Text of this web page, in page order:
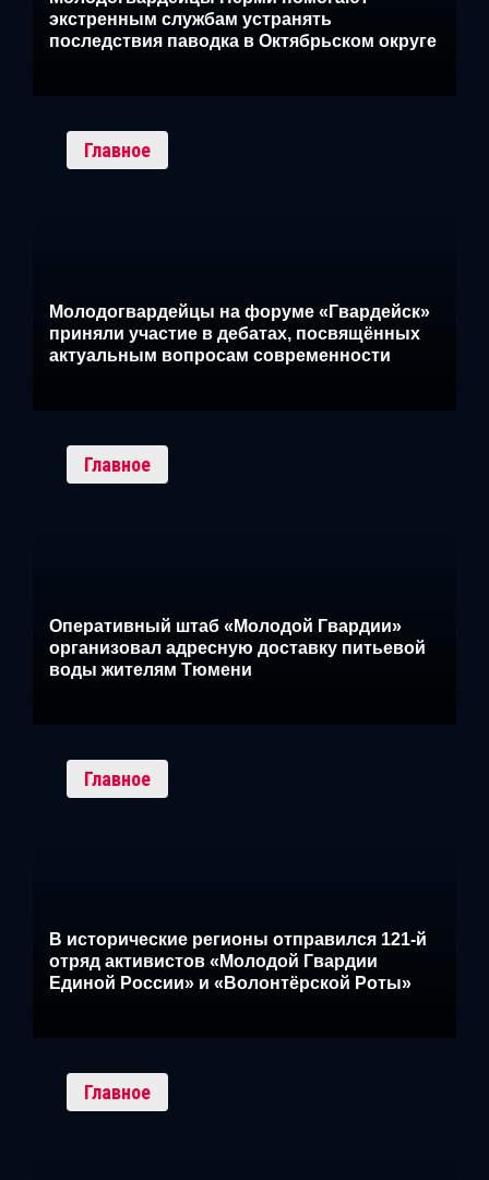
экстренным службам устранять
последствия паводка в Октябрьском округе
Главное
Молодогвардейцы на форуме «Гвардейск»
приняли участие в дебатах, посвящённых
актуальным вопросам современности
Главное
Оперативный штаб «Молодой Гвардии»
организовал адресную доставку питьевой
воды жителям Тюмени
Главное
В исторические регионы отправился 121-й
отряд активистов «Молодой Гвардии
Единой России» и «Волонтёрской Роты»
Главное